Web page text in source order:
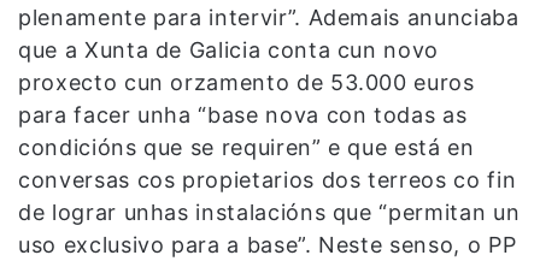
plenamente para intervir”. Ademais anunciaba
que a Xunta de Galicia conta cun novo
proxecto cun orzamento de 53.000 euros
para facer unha “base nova con todas as
condicións que se requiren” e que está en
conversas cos propietarios dos terreos co fin
de lograr unhas instalacións que “permitan un
uso exclusivo para a base”. Neste senso, o PP